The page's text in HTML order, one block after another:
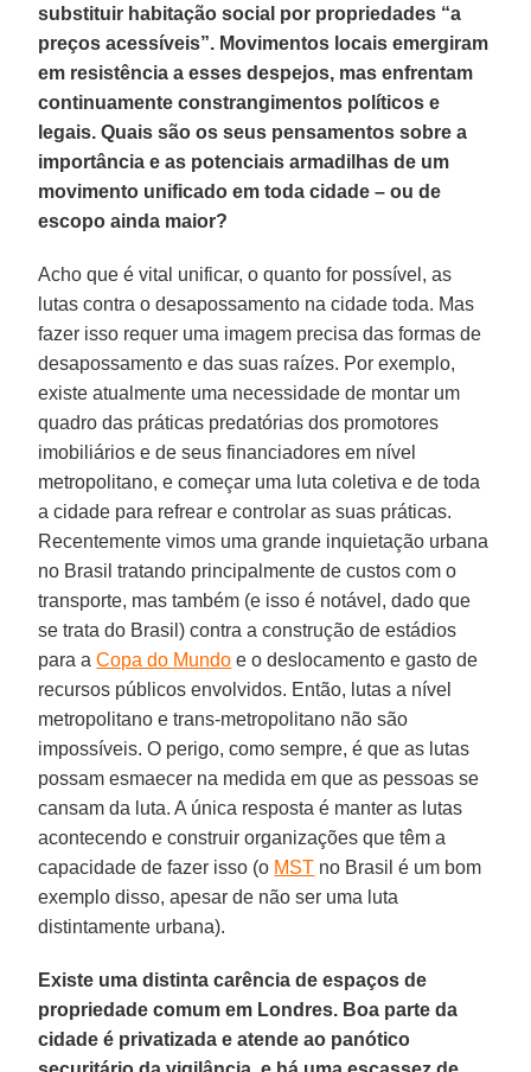
substituir habitação social por propriedades “a
preços acessíveis”. Movimentos locais emergiram
em resistência a esses despejos, mas enfrentam
continuamente constrangimentos políticos e
legais. Quais são os seus pensamentos sobre a
importância e as potenciais armadilhas de um
movimento unificado em toda cidade – ou de
escopo ainda maior?
Acho que é vital unificar, o quanto for possível, as
lutas contra o desapossamento na cidade toda. Mas
fazer isso requer uma imagem precisa das formas de
desapossamento e das suas raízes. Por exemplo,
existe atualmente uma necessidade de montar um
quadro das práticas predatórias dos promotores
imobiliários e de seus financiadores em nível
metropolitano, e começar uma luta coletiva e de toda
a cidade para refrear e controlar as suas práticas.
Recentemente vimos uma grande inquietação urbana
no Brasil tratando principalmente de custos com o
transporte, mas também (e isso é notável, dado que
se trata do Brasil) contra a construção de estádios
para aCopa do Mundo e o deslocamento e gasto de
recursos públicos envolvidos. Então, lutas a nível
metropolitano e trans-metropolitano não são
impossíveis. O perigo, como sempre, é que as lutas
possam esmaecer na medida em que as pessoas se
cansam da luta. A única resposta é manter as lutas
acontecendo e construir organizações que têm a
capacidade de fazer isso (o MST no Brasil é um bom
exemplo disso, apesar de não ser uma luta
distintamente urbana).
Existe uma distinta carência de espaços de
propriedade comum em Londres. Boa parte da
cidade é privatizada e atende ao panótico